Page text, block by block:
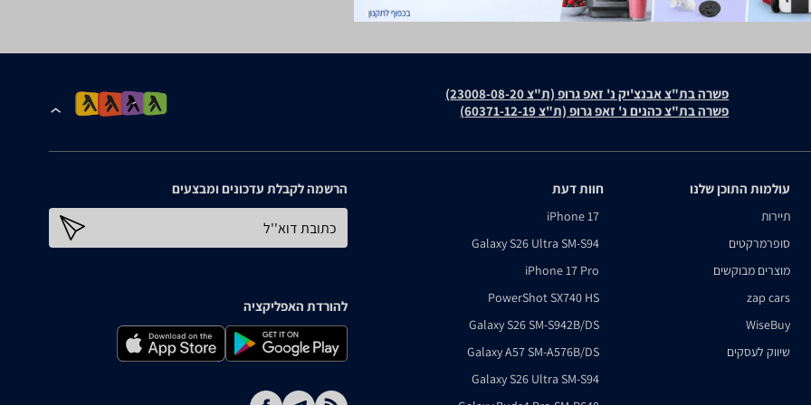
פשרה בת"צ אבנצ'יק נ' זאפ גרופ (ת"צ 23008-08-20)
פשרה בת"צ כהנים נ' זאפ גרופ (ת"צ 60371-12-19)
עולמות התוכן שלנו
תיירות
סופרמרקטים
מוצרים מבוקשים
zap cars
WiseBuy
שיווק לעסקים
חוות דעת
iPhone 17
Galaxy S26 Ultra SM-S94
iPhone 17 Pro
PowerShot SX740 HS
Galaxy S26 SM-S942B/DS
Galaxy A57 SM-A576B/DS
Galaxy S26 Ultra SM-S94
הרשמה לקבלת עדכונים ומבצעים
כתובת דוא''ל
להורדת האפליקציה